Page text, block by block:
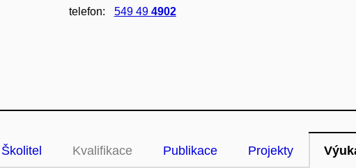
telefon: 549 49 4902
Školitel Kvalifikace Publikace Projekty